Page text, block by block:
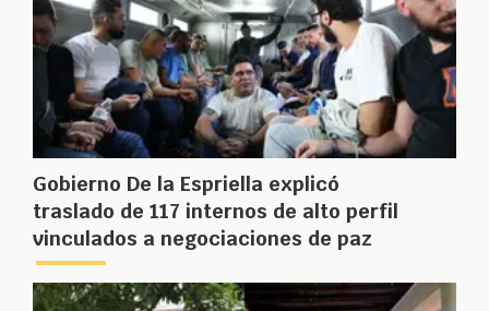
Gobierno De la Espriella explicó
traslado de 117 internos de alto perfil
vinculados a negociaciones de paz